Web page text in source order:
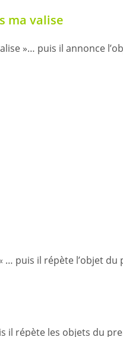
ma valise
»… puis il annonce
… puis il répète l’objet
il répète les objets du